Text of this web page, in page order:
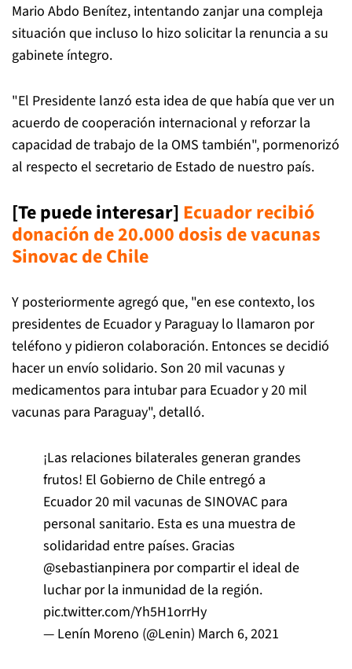
Mario Abdo Benítez, intentando zanjar una compleja
situación que incluso lo hizo solicitar la renuncia a su
gabinete íntegro.
"El Presidente lanzó esta idea de que había que ver un
acuerdo de cooperación internacional y reforzar la
capacidad de trabajo de la OMS también", pormenorizó
al respecto el secretario de Estado de nuestro país.
[Te puede interesar] Ecuador recibió
donación de 20.000 dosis de vacunas
Sinovac de Chile
Y posteriormente agregó que, "en ese contexto, los
presidentes de Ecuador y Paraguay lo llamaron por
teléfono y pidieron colaboración. Entonces se decidió
hacer un envío solidario. Son 20 mil vacunas y
medicamentos para intubar para Ecuador y 20 mil
vacunas para Paraguay", detalló.
¡Las relaciones bilaterales generan grandes
frutos! El Gobierno de Chile entregó a
Ecuador 20 mil vacunas de SINOVAC para
personal sanitario. Esta es una muestra de
solidaridad entre países. Gracias
@sebastianpinera por compartir el ideal de
luchar por la inmunidad de la región.
pic.twitter.com/Yh5H1orrHy
— Lenín Moreno (@Lenin) March 6, 2021